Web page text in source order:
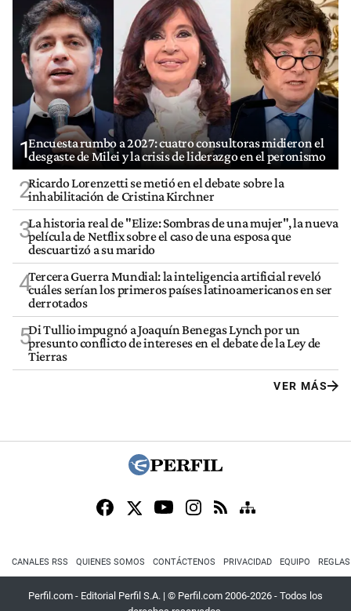
1Encuesta rumbo a 2027: cuatro consultoras midieron el
desgaste de Milei y la crisis de liderazgo en el peronismo
2Ricardo Lorenzetti se metió en el debate sobre la
inhabilitación de Cristina Kirchner
3La historia real de "Elize: Sombras de una mujer", la nueva
película de Netflix sobre el caso de una esposa que
descuartizó a su marido
4Tercera Guerra Mundial: la inteligencia artificial reveló
cuáles serían los primeros países latinoamericanos en ser
derrotados
5Di Tullio impugnó a Joaquín Benegas Lynch por un
presunto conflicto de intereses en el debate de la Ley de
Tierras
VER MÁS
CANALES RSS QUIENES SOMOS CONTÁCTENOS PRIVACIDAD EQUIPO
Perfil.com - Editorial Perfil S.A. | © Perfil.com 2006-2026 - Todos los